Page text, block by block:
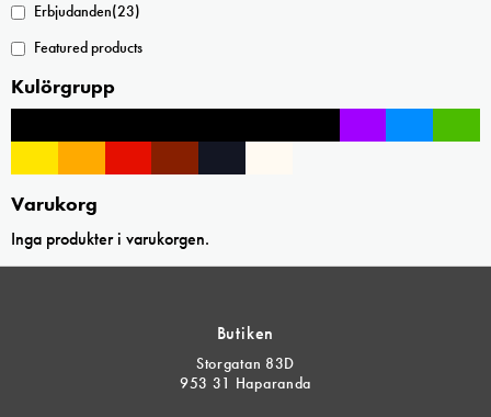
Erbjudanden(23)
Featured products
Kulörgrupp
Varukorg
Inga produkter i varukorgen.
Butiken
Storgatan 83D
953 31 Haparanda